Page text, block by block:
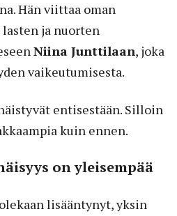
Hän viittaa oman
ja nuorten
Niina Junttilaan, joka
vaikeutumisesta.
entisestään. Silloin
kuin ennen.
on yleisempää
lisääntynyt, yksin